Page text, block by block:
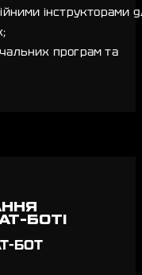
інструкторами
програм та
БОТІ
БОТ